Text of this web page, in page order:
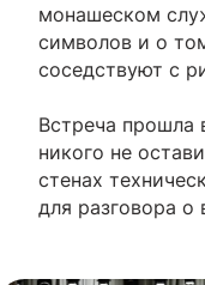
монашеском
символов и о
соседствуют с
Встреча прошла
никого не
стенах
для разговора о